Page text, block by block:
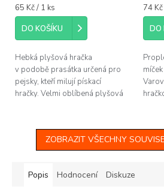
Měrná
cena:
65 Kč / 1 ks
DO KOŠÍKU
Hebká plyšová hračka
v podobě prasátka určená pro
pejsky, kteří milují pískací
hračky. Velmi oblíbená plyšová
Měrná
cena:
74
DO
ZOBRAZIT VŠECHNY
Popis Hodnocení Diskuze